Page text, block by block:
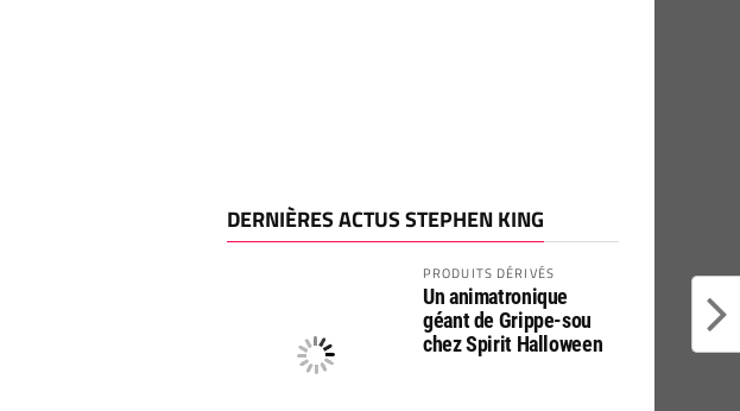
DERNIÈRES ACTUS STEPHEN KING
PRODUITS DÉRIVÉS
Un animatronique
géant de Grippe-sou
chez Spirit Halloween